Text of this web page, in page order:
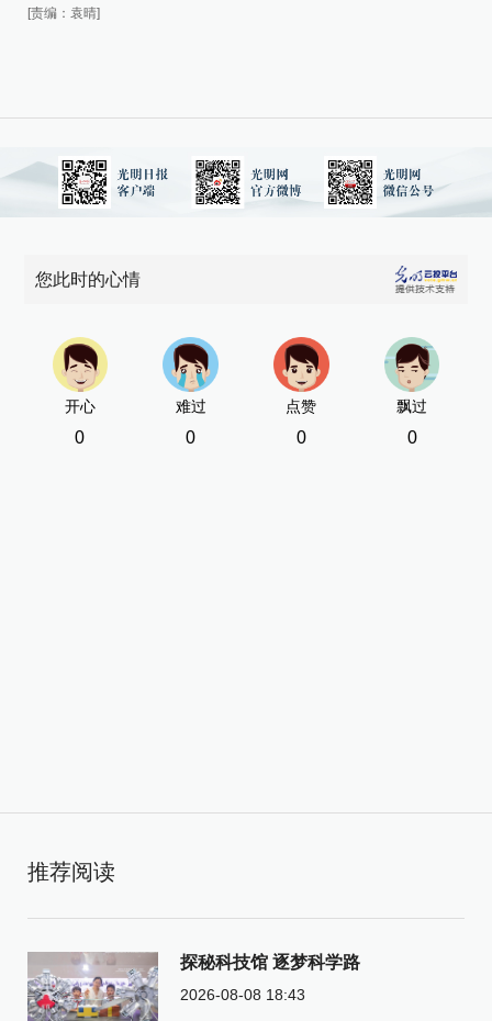
[责编：袁晴]
您此时的心情
开心
0
难过
0
点赞
0
飘过
0
推荐阅读
探秘科技馆 逐梦科学路
2026-08-08 18:43